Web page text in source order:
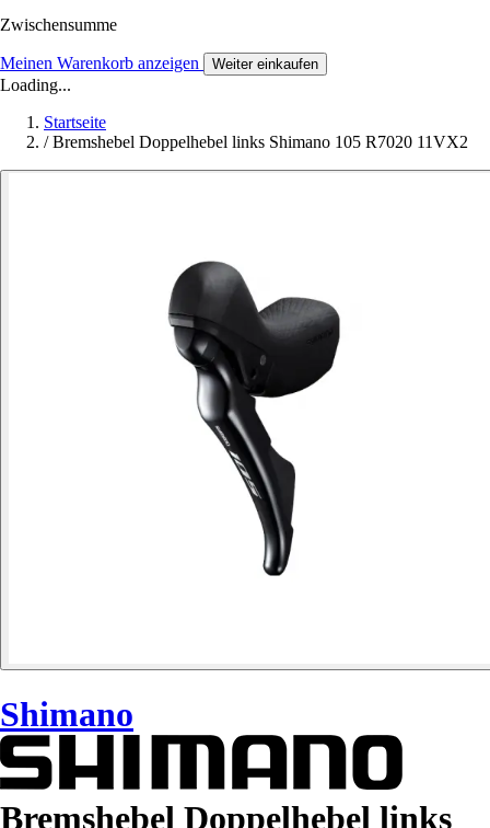
Zwischensumme
Meinen Warenkorb anzeigen Weiter einkaufen
Loading...
Startseite
/ Bremshebel Doppelhebel links Shimano 105 R7020 11VX2
Shimano
Bremshebel Doppelhebel links